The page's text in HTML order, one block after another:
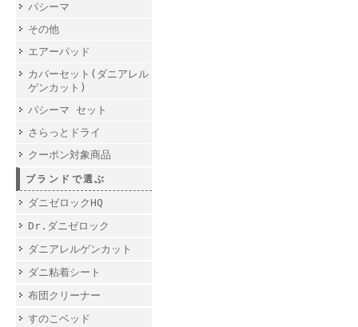
パシーマ
その他
エアーパッド
カバーセット(ダニアレル
ゲンカット)
パシーマ セット
さらっとドライ
クーポン対象商品
ブランドで選ぶ
ダニゼロックHQ
Dr.ダニゼロック
ダニアレルゲンカット
ダニ粘着シート
布団クリーナー
すのこベッド